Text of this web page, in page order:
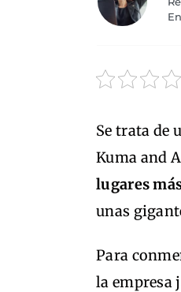
Se trata de
Kuma and
lugares
unas
Para
la empresa